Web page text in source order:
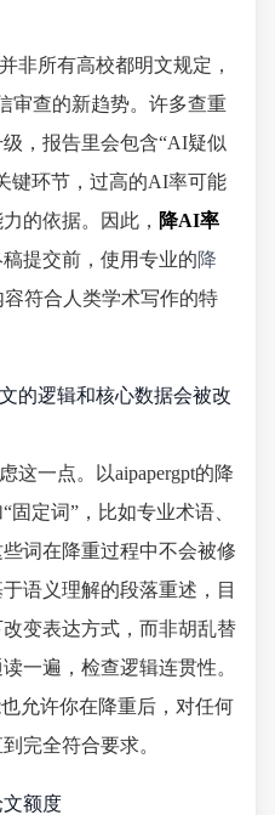
非所有高校都明文规定，
审查的新趋势。许多查重
，报告里会包含“AI疑似
键环节，过高的AI率可能
的依据。因此， 降AI率
提交前，使用专业的降
符合人类学术写作的特
的逻辑和核心数据会被改
这一点。以aipapergpt的降
定词”，比如专业术语、
词在降重过程中不会被修
语义理解的段落重述，目
变表达方式，而非胡乱替
一遍，检查逻辑连贯性。
允许你在降重后，对任何
完全符合要求。
额度